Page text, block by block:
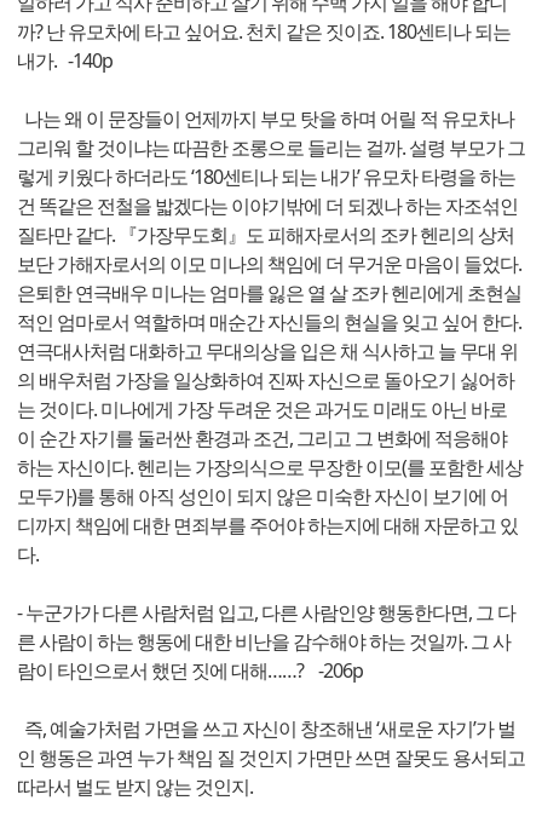
까? 난 유모차에 타고 싶어요. 천치 같은 짓이죠. 180센티나 되는
내가. -140p
나는 왜 이 문장들이 언제까지 부모 탓을 하며 어릴 적 유모차나
그리워 할 것이냐는 따끔한 조롱으로 들리는 걸까. 설령 부모가 그
렇게 키웠다 하더라도 ‘180센티나 되는 내가’ 유모차 타령을 하는
건 똑같은 전철을 밟겠다는 이야기밖에 더 되겠나 하는 자조섞인
질타만 같다. 『가장무도회』도 피해자로서의 조카 헨리의 상처
보단 가해자로서의 이모 미나의 책임에 더 무거운 마음이 들었다.
은퇴한 연극배우 미나는 엄마를 잃은 열 살 조카 헨리에게 초현실
적인 엄마로서 역할하며 매순간 자신들의 현실을 잊고 싶어 한다.
연극대사처럼 대화하고 무대의상을 입은 채 식사하고 늘 무대 위
의 배우처럼 가장을 일상화하여 진짜 자신으로 돌아오기 싫어하
는 것이다. 미나에게 가장 두려운 것은 과거도 미래도 아닌 바로
이 순간 자기를 둘러싼 환경과 조건, 그리고 그 변화에 적응해야
하는 자신이다. 헨리는 가장의식으로 무장한 이모(를 포함한 세상
모두가)를 통해 아직 성인이 되지 않은 미숙한 자신이 보기에 어
디까지 책임에 대한 면죄부를 주어야 하는지에 대해 자문하고 있
다.
- 누군가가 다른 사람처럼 입고, 다른 사람인양 행동한다면, 그 다
른 사람이 하는 행동에 대한 비난을 감수해야 하는 것일까. 그 사
람이 타인으로서 했던 짓에 대해……? -206p
즉, 예술가처럼 가면을 쓰고 자신이 창조해낸 ‘새로운 자기’가 벌
인 행동은 과연 누가 책임 질 것인지 가면만 쓰면 잘못도 용서되고
따라서 벌도 받지 않는 것인지.